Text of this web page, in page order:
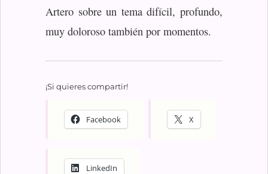
Artero sobre un tema difícil, profundo,
muy doloroso también por momentos.
¡Si quieres compartir!
Facebook X
LinkedIn